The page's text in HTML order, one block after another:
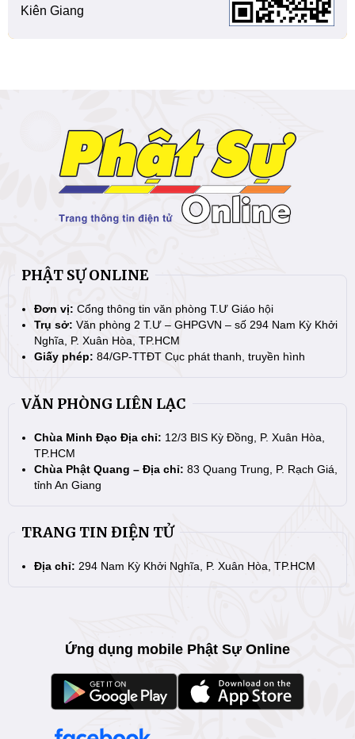
Kiên Giang
PHẬT SỰ ONLINE
Đơn vị: Cổng thông tin văn phòng T.Ư Giáo hội
Trụ sở: Văn phòng 2 T.Ư – GHPGVN – số 294 Nam Kỳ Khởi
Nghĩa, P. Xuân Hòa, TP.HCM
Giấy phép: 84/GP-TTĐT Cục phát thanh, truyền hình
VĂN PHÒNG LIÊN LẠC
Chùa Minh Đạo Địa chỉ: 12/3 BIS Kỳ Đồng, P. Xuân Hòa,
TP.HCM
Chùa Phật Quang – Địa chỉ: 83 Quang Trung, P. Rạch Giá,
tỉnh An Giang
TRANG TIN ĐIỆN TỬ
Địa chỉ: 294 Nam Kỳ Khởi Nghĩa, P. Xuân Hòa, TP.HCM
Ứng dụng mobile Phật Sự Online